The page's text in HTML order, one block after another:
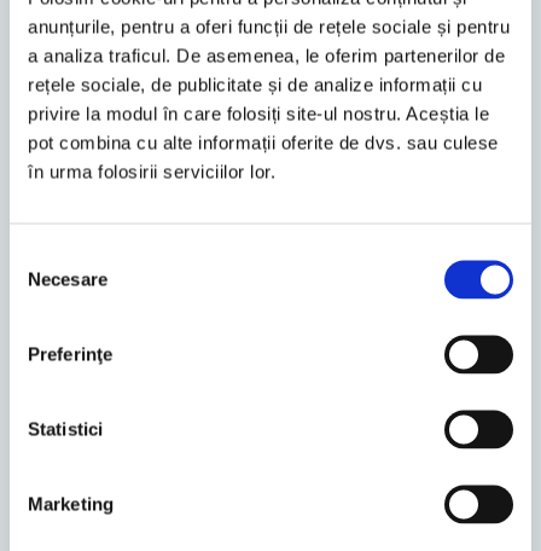
anunțurile, pentru a oferi funcții de rețele sociale și pentru
a analiza traficul. De asemenea, le oferim partenerilor de
rețele sociale, de publicitate și de analize informații cu
privire la modul în care folosiți site-ul nostru. Aceștia le
pot combina cu alte informații oferite de dvs. sau culese
în urma folosirii serviciilor lor.
consimțământului
Necesare
Preferinţe
Statistici
Marketing